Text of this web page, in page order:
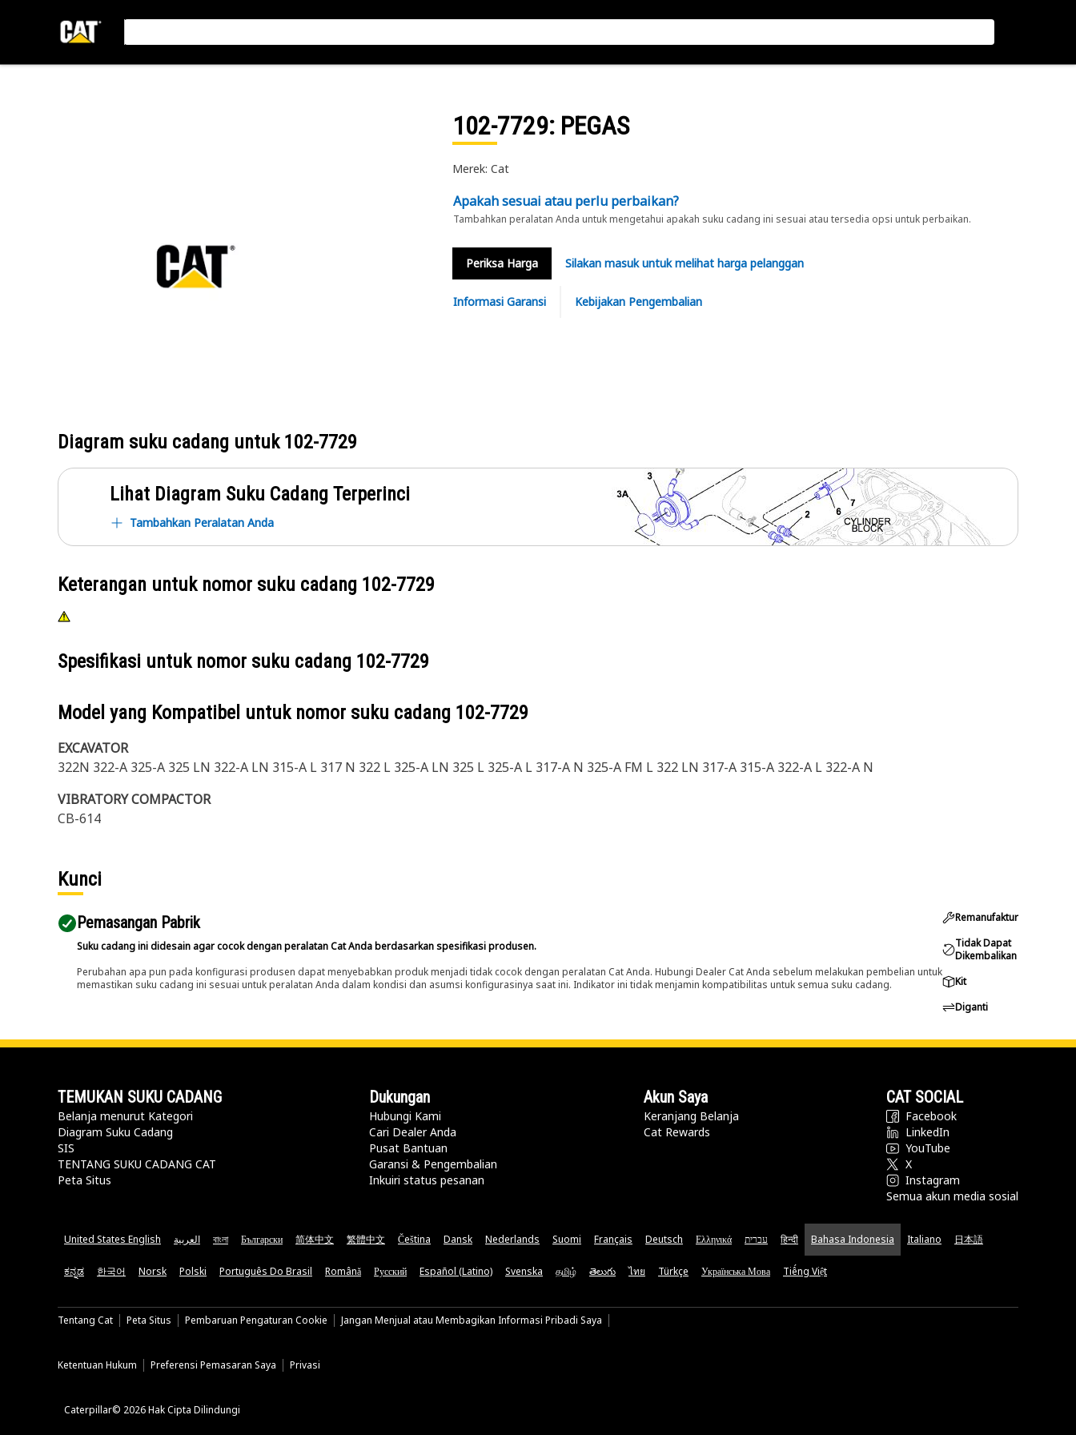
102-7729: PEGAS
Merek: Cat
Apakah sesuai atau perlu perbaikan?
Tambahkan peralatan Anda untuk mengetahui apakah suku cadang ini sesuai atau tersedia opsi untuk perbaikan.
Periksa Harga Silakan masuk untuk melihat harga pelanggan
Informasi Garansi Kebijakan Pengembalian
Diagram suku cadang untuk102-7729
Lihat Diagram Suku Cadang Terperinci
Tambahkan Peralatan Anda
Keterangan untuk nomor suku cadang 102-7729
Spesifikasi untuk nomor suku cadang 102-7729
Model yang Kompatibel untuk nomor suku cadang 102-7729
EXCAVATOR
322N 322-A 325-A 325 LN 322-A LN 315-A L 317 N 322 L 325-A LN 325 L 325-A L 317-A N 325-A FM L 322 LN 317-A 315-A 322-A L 322-A N
VIBRATORY COMPACTOR
CB-614
Kunci
Pemasangan Pabrik
Suku cadang ini didesain agar cocok dengan peralatan Cat Anda berdasarkan spesifikasi produsen.
Perubahan apa pun pada konfigurasi produsen dapat menyebabkan produk menjadi tidak cocok dengan peralatan Cat Anda. Hubungi Dealer Cat Anda sebelum melakukan pembelian untuk
memastikan suku cadang ini sesuai untuk peralatan Anda dalam kondisi dan asumsi konfigurasinya saat ini. Indikator ini tidak menjamin kompatibilitas untuk semua suku cadang.
Remanufaktur
Tidak Dapat
Dikembalikan
Kit
Diganti
TEMUKAN SUKU CADANG
Belanja menurut Kategori
Diagram Suku Cadang
SIS
TENTANG SUKU CADANG CAT
Peta Situs
Dukungan
Hubungi Kami
Cari Dealer Anda
Pusat Bantuan
Garansi & Pengembalian
Inkuiri status pesanan
Akun Saya
Keranjang Belanja
Cat Rewards
CAT SOCIAL
Facebook
LinkedIn
YouTube
X
Instagram
Semua akun media sosial
United States English العربية বাংলা Български 简体中文 繁體中文 Čeština Dansk Nederlands Suomi Français Deutsch Ελληνικά עברית हिन्दी Bahasa Indonesia Italiano 日本語
ಕನ್ನಡ 한국어 Norsk Polski Português Do Brasil Română Русский Español (Latino) Svenska தமிழ் తెలుగు ไทย Türkçe Українська Мова Tiếng Việt
Tentang Cat Peta Situs Pembaruan Pengaturan Cookie Jangan Menjual atau Membagikan Informasi Pribadi Saya
Ketentuan Hukum Preferensi Pemasaran Saya Privasi
Caterpillar© 2026 Hak Cipta Dilindungi